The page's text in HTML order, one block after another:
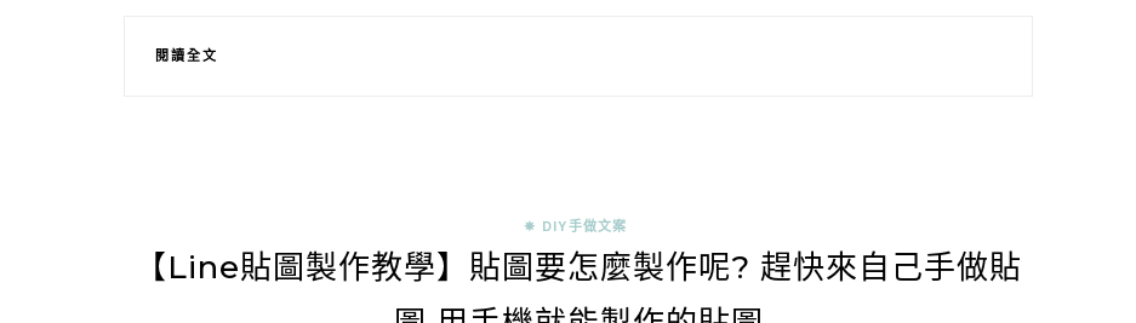
閱讀全文
✵ DIY手做文案
【Line貼圖製作教學】貼圖要怎麼製作呢? 趕快來自己手做貼